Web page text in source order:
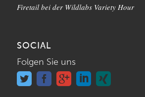
Firetail bei der Wildlabs Variety Hour
SOCIAL
Folgen Sie uns